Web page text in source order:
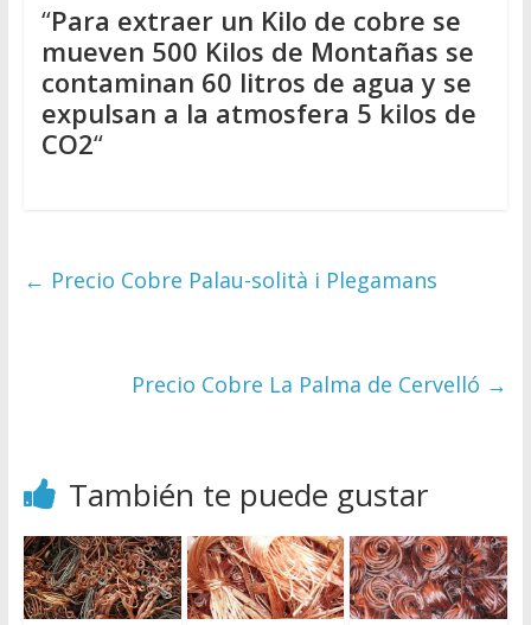
“Para extraer un Kilo de cobre se
mueven 500 Kilos de Montañas se
contaminan 60 litros de agua y se
expulsan a la atmosfera 5 kilos de
CO2“
← Precio Cobre Palau-solità i Plegamans
Precio Cobre La Palma de Cervelló →
También te puede gustar